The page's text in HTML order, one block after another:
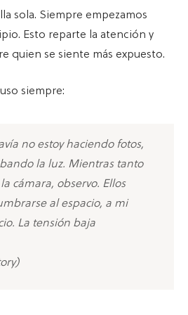
sola. Siempre empezamos
Esto reparte la atención y
quien se siente más expuesto.
siempre:
no estoy haciendo fotos,
la luz. Mientras tanto
cámara, observo. Ellos
al espacio, a mi
La tensión baja